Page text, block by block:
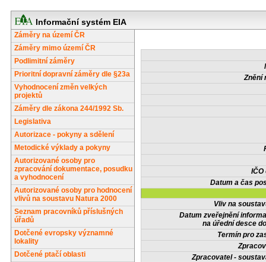
Informační systém EIA
Záměry na území ČR
Záměry mimo území ČR
Podlimitní záměry
Prioritní dopravní záměry dle §23a
Vyhodnocení změn velkých
projektů
Záměry dle zákona 244/1992 Sb.
Legislativa
Autorizace - pokyny a sdělení
Metodické výklady a pokyny
Autorizované osoby pro
zpracování dokumentace, posudku
a vyhodnocení
Autorizované osoby pro hodnocení
vlivů na soustavu Natura 2000
Seznam pracovníků příslušných
úřadů
Dotčené evropsky významné
lokality
Dotčené ptačí oblasti
Znění
IČO
Datum a čas
Vliv na
Datum zveřejnění
na úřední desce
Termín pro
Zpracovatel -